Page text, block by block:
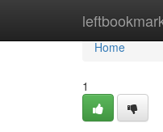
Home
Home
1